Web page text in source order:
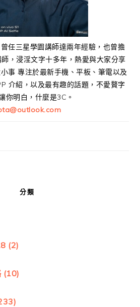
任三星學園講師達兩年經驗，也曾擔
，浸淫文字十多年，熱愛與大家分享
事 專注於最新手機、平板、筆電以及
介紹，以及最有趣的話題，不愛贅字
你明白，什麼是3C。
分類
(2)
(10)